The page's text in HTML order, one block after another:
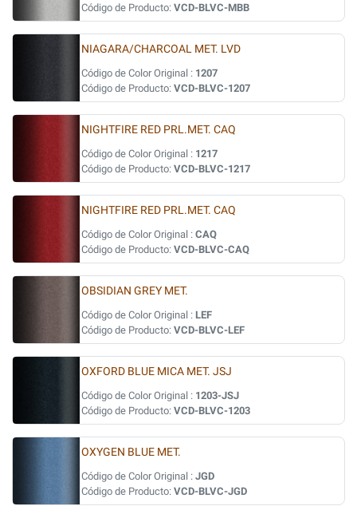
Código de Producto: VCD-BLVC-MBB
NIAGARA/CHARCOAL MET. LVD
Código de Color Original : 1207
Código de Producto: VCD-BLVC-1207
NIGHTFIRE RED PRL.MET. CAQ
Código de Color Original : 1217
Código de Producto: VCD-BLVC-1217
NIGHTFIRE RED PRL.MET. CAQ
Código de Color Original : CAQ
Código de Producto: VCD-BLVC-CAQ
OBSIDIAN GREY MET.
Código de Color Original : LEF
Código de Producto: VCD-BLVC-LEF
OXFORD BLUE MICA MET. JSJ
Código de Color Original : 1203-JSJ
Código de Producto: VCD-BLVC-1203
OXYGEN BLUE MET.
Código de Color Original : JGD
Código de Producto: VCD-BLVC-JGD